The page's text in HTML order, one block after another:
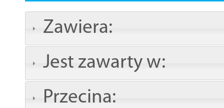
Zawiera:
Jest zawarty w:
Przecina: